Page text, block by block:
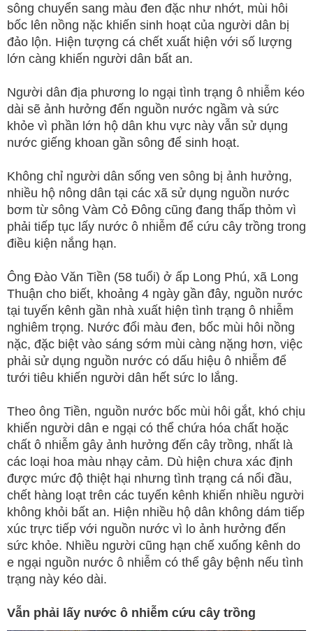
sông chuyển sang màu đen đặc như nhớt, mùi hôi
bốc lên nồng nặc khiến sinh hoạt của người dân bị
đảo lộn. Hiện tượng cá chết xuất hiện với số lượng
lớn càng khiến người dân bất an.
Người dân địa phương lo ngại tình trạng ô nhiễm kéo
dài sẽ ảnh hưởng đến nguồn nước ngầm và sức
khỏe vì phần lớn hộ dân khu vực này vẫn sử dụng
nước giếng khoan gần sông để sinh hoạt.
Không chỉ người dân sống ven sông bị ảnh hưởng,
nhiều hộ nông dân tại các xã sử dụng nguồn nước
bơm từ sông Vàm Cỏ Đông cũng đang thấp thỏm vì
phải tiếp tục lấy nước ô nhiễm để cứu cây trồng trong
điều kiện nắng hạn.
Ông Đào Văn Tiền (58 tuổi) ở ấp Long Phú, xã Long
Thuận cho biết, khoảng 4 ngày gần đây, nguồn nước
tại tuyến kênh gần nhà xuất hiện tình trạng ô nhiễm
nghiêm trọng. Nước đổi màu đen, bốc mùi hôi nồng
nặc, đặc biệt vào sáng sớm mùi càng nặng hơn, việc
phải sử dụng nguồn nước có dấu hiệu ô nhiễm để
tưới tiêu khiến người dân hết sức lo lắng.
Theo ông Tiền, nguồn nước bốc mùi hôi gắt, khó chịu
khiến người dân e ngại có thể chứa hóa chất hoặc
chất ô nhiễm gây ảnh hưởng đến cây trồng, nhất là
các loại hoa màu nhạy cảm. Dù hiện chưa xác định
được mức độ thiệt hại nhưng tình trạng cá nổi đầu,
chết hàng loạt trên các tuyến kênh khiến nhiều người
không khỏi bất an. Hiện nhiều hộ dân không dám tiếp
xúc trực tiếp với nguồn nước vì lo ảnh hưởng đến
sức khỏe. Nhiều người cũng hạn chế xuống kênh do
e ngại nguồn nước ô nhiễm có thể gây bệnh nếu tình
trạng này kéo dài.
Vẫn phải lấy nước ô nhiễm cứu cây trồng